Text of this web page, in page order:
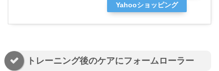
Yahooショッピング
トレーニング後のケアにフォームローラー